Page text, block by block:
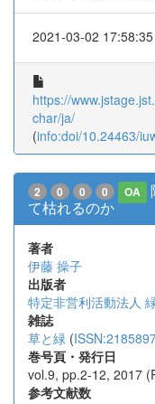
2021-03-02 17:58:35
https://
char/ja/
(info:doi/10.24463/
2 0 0 0 OA
て枯れるのか
著者
伊藤 操子
出版者
特定非営利活動法人
雑誌
草と緑 (
巻号頁・発行日
vol.9, pp.2-12, 2017
参考文献数